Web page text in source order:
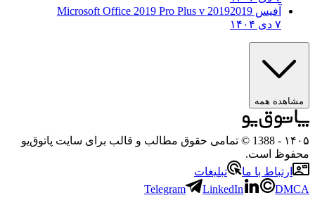
آفیس 2019 2019 Microsoft Office 2019 Pro Plus v
۷ دی ۱۴۰۴
مشاهده همه
۱۴۰۵
- 1388 © تمامی حقوق مطالب و قالب برای سایت پاتوق‌یو
محفوظ است.
ارتباط با ما
تبلیغات
Telegram
LinkedIn DMCA